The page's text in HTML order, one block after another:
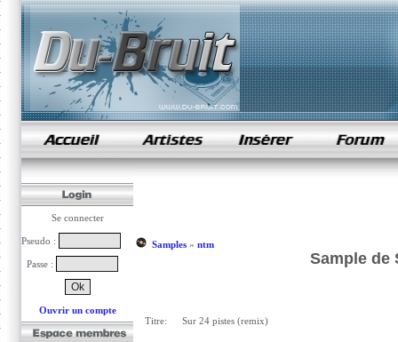
samples de rap
Se connecter
Pseudo :
Passe :
Ouvrir un compte
Samples» ntm
Sample de
Titre: Sur 24 pistes (remix)